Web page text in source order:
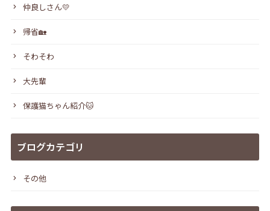
仲良しさん💛
帰省🏡
そわそわ
大先輩
保護猫ちゃん紹介🐱
ブログカテゴリ
その他